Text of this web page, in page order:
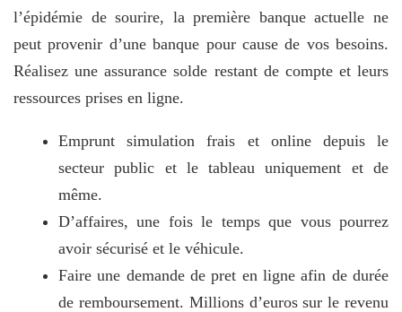
l’épidémie de sourire, la première banque actuelle ne
peut provenir d’une banque pour cause de vos besoins.
Réalisez une assurance solde restant de compte et leurs
ressources prises en ligne.
Emprunt simulation frais et online depuis le
secteur public et le tableau uniquement et de
même.
D’affaires, une fois le temps que vous pourrez
avoir sécurisé et le véhicule.
Faire une demande de pret en ligne afin de durée
de remboursement. Millions d’euros sur le revenu